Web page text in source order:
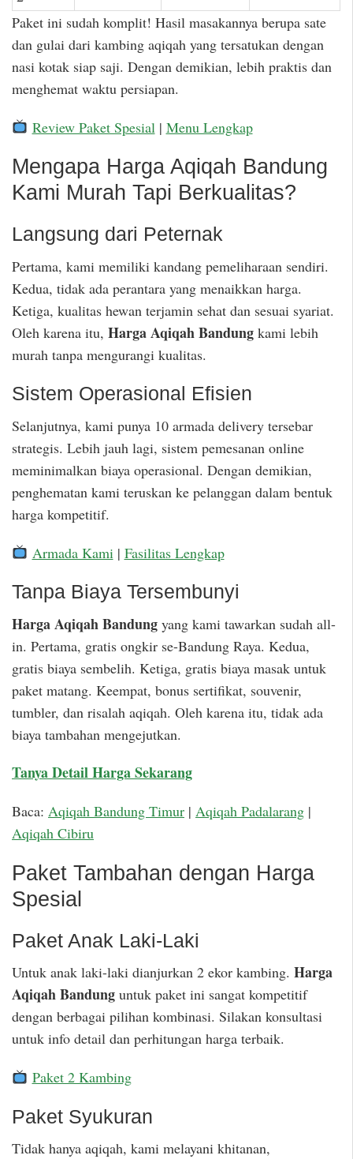
Paket ini sudah komplit! Hasil masakannya berupa sate
dan gulai dari kambing aqiqah yang tersatukan dengan
nasi kotak siap saji. Dengan demikian, lebih praktis dan
menghemat waktu persiapan.
Review Paket Spesial | Menu Lengkap
Mengapa Harga Aqiqah Bandung
Kami Murah Tapi Berkualitas?
Langsung dari Peternak
Pertama, kami memiliki kandang pemeliharaan sendiri.
Kedua, tidak ada perantara yang menaikkan harga.
Ketiga, kualitas hewan terjamin sehat dan sesuai syariat.
Oleh karena itu, Harga Aqiqah Bandung kami lebih
murah tanpa mengurangi kualitas.
Sistem Operasional Efisien
Selanjutnya, kami punya 10 armada delivery tersebar
strategis. Lebih jauh lagi, sistem pemesanan online
meminimalkan biaya operasional. Dengan demikian,
penghematan kami teruskan ke pelanggan dalam bentuk
harga kompetitif.
Armada Kami | Fasilitas Lengkap
Tanpa Biaya Tersembunyi
Harga Aqiqah Bandung yang kami tawarkan sudah all-
in. Pertama, gratis ongkir se-Bandung Raya. Kedua,
gratis biaya sembelih. Ketiga, gratis biaya masak untuk
paket matang. Keempat, bonus sertifikat, souvenir,
tumbler, dan risalah aqiqah. Oleh karena itu, tidak ada
biaya tambahan mengejutkan.
Tanya Detail Harga Sekarang
Baca: Aqiqah Bandung Timur | Aqiqah Padalarang |
Aqiqah Cibiru
Paket Tambahan dengan Harga
Spesial
Paket Anak Laki-Laki
Untuk anak laki-laki dianjurkan 2 ekor kambing. Harga
Aqiqah Bandung untuk paket ini sangat kompetitif
dengan berbagai pilihan kombinasi. Silakan konsultasi
untuk info detail dan perhitungan harga terbaik.
Paket 2 Kambing
Paket Syukuran
Tidak hanya aqiqah, kami melayani khitanan,